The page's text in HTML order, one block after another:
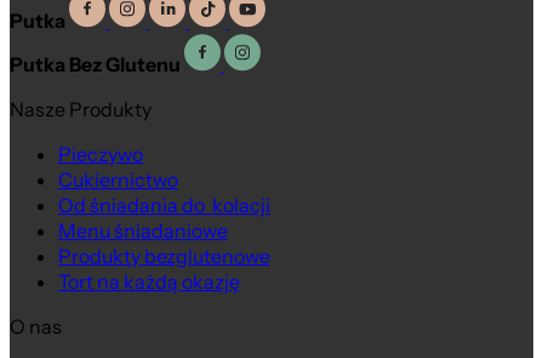
Putka
Putka Bez Glutenu
Nasze Produkty
Pieczywo
Cukiernictwo
Od śniadania do kolacji
Menu śniadaniowe
Produkty bezglutenowe
Tort na każdą okazję
O nas